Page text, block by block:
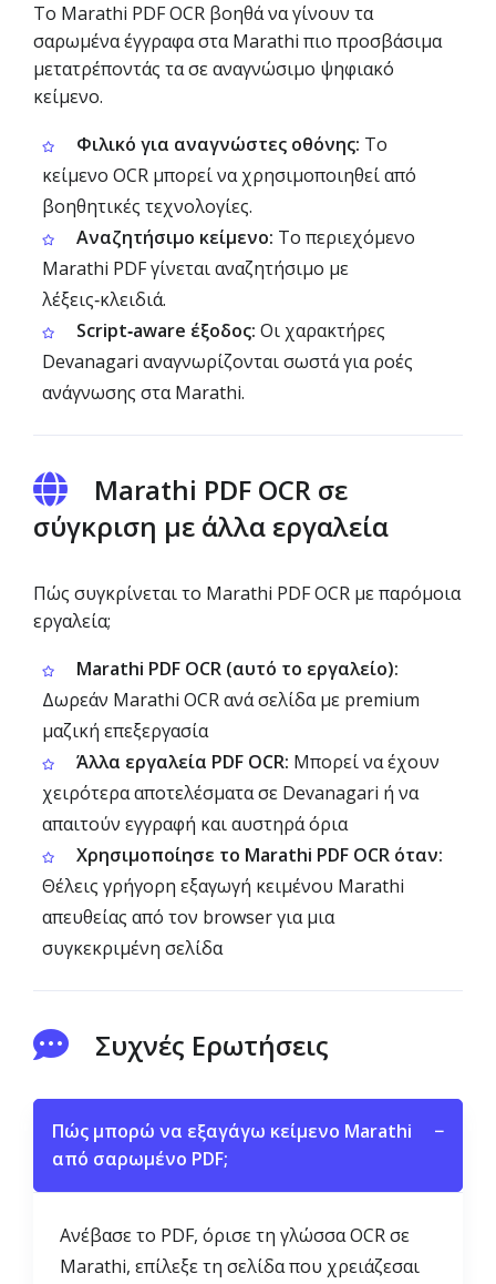
Το Marathi PDF OCR βοηθά να γίνουν τα
σαρωμένα έγγραφα στα Marathi πιο προσβάσιμα
μετατρέποντάς τα σε αναγνώσιμο ψηφιακό
κείμενο.
Φιλικό για αναγνώστες οθόνης: Το
κείμενο OCR μπορεί να χρησιμοποιηθεί από
βοηθητικές τεχνολογίες.
Αναζητήσιμο κείμενο: Το περιεχόμενο
Marathi PDF γίνεται αναζητήσιμο με
λέξεις‑κλειδιά.
Script‑aware έξοδος: Οι χαρακτήρες
Devanagari αναγνωρίζονται σωστά για ροές
ανάγνωσης στα Marathi.
Marathi PDF OCR σε
σύγκριση με άλλα εργαλεία
Πώς συγκρίνεται το Marathi PDF OCR με παρόμοια
εργαλεία;
Marathi PDF OCR (αυτό το εργαλείο):
Δωρεάν Marathi OCR ανά σελίδα με premium
μαζική επεξεργασία
Άλλα εργαλεία PDF OCR: Μπορεί να έχουν
χειρότερα αποτελέσματα σε Devanagari ή να
απαιτούν εγγραφή και αυστηρά όρια
Χρησιμοποίησε το Marathi PDF OCR όταν:
Θέλεις γρήγορη εξαγωγή κειμένου Marathi
απευθείας από τον browser για μια
συγκεκριμένη σελίδα
Συχνές Ερωτήσεις
Πώς μπορώ να εξαγάγω κείμενο Marathi
από σαρωμένο PDF;
−
Ανέβασε το PDF, όρισε τη γλώσσα OCR σε
Marathi, επίλεξε τη σελίδα που χρειάζεσαι